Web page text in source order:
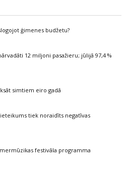
ģimenes budžetu?
12 miljoni pasažieru; jūlijā 97,4 %
simtiem eiro gadā
tiek noraidīts negatīvas
festivāla programma